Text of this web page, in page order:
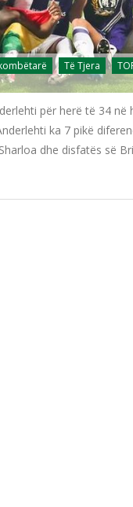
Të Tjera
për herë të 34
ka 7 pikë
dhe disfatës së